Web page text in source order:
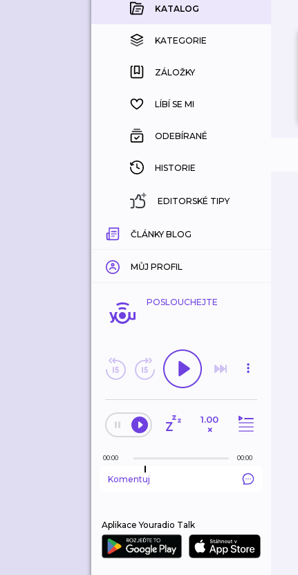
KOUPENÉ
KATEGORIE
ZÁLOŽKY
HISTORIE
KATALOG
KATEGORIE
ZÁLOŽKY
LÍBÍ SE MI
ODEBÍRANÉ
HISTORIE
EDITORSKÉ TIPY
ČLÁNKY BLOG
MŮJ PROFIL
POSLOUCHEJTE
1.00
×
00:00 00:00
Komentuj
Aplikace Youradio Talk